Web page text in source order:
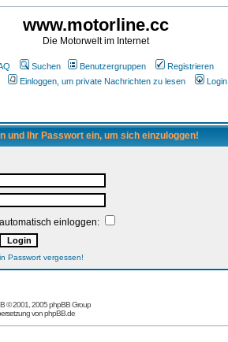
www.motorline.cc
Die Motorwelt im Internet
Suchen Benutzergruppen
Registrieren
Einloggen, um private Nachrichten zu lesen Login
und Ihr Passwort ein, um sich einzuloggen!
einloggen:
Passwort vergessen!
© 2001, 2005 phpBB Group
vonphpBB.de